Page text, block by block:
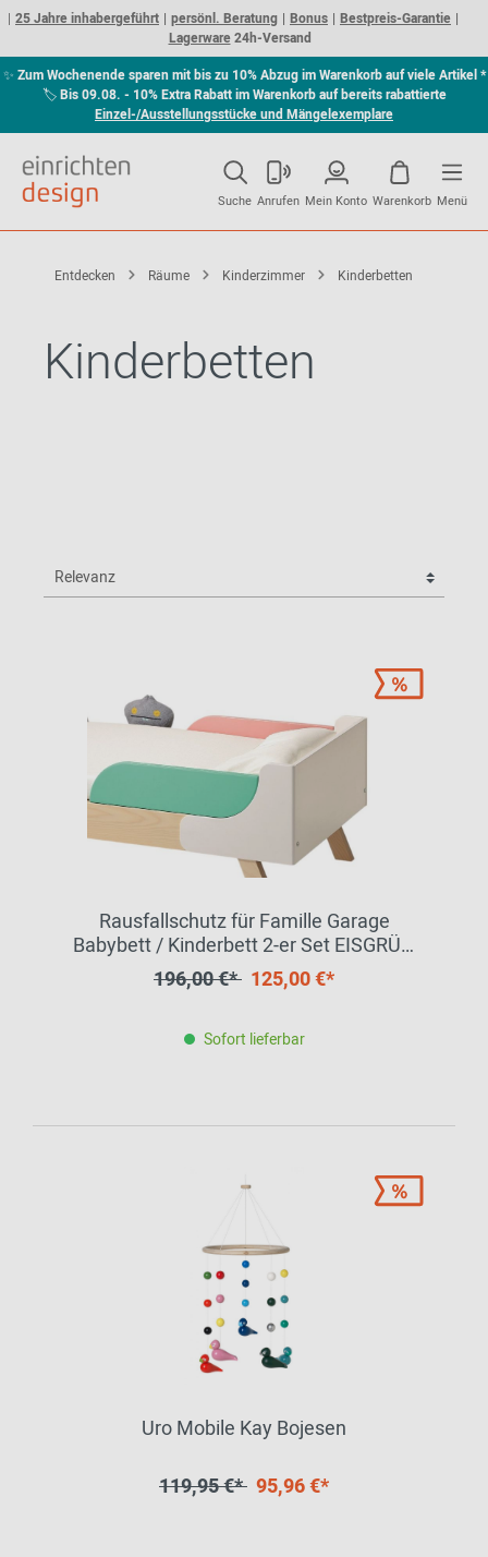
25 Jahre inhabergeführt persönl. Beratung Bonus
Bestpreis-Garantie
Lagerware24h-Versand
✨ Zum Wochenende sparen mit bis zu 10% Abzug im Warenkorb auf viele Artikel *
🏷Bis 09.08. - 10% Extra Rabatt im Warenkorb auf bereits rabattierte
Einzel-/Ausstellungsstücke und Mängelexemplare
Suche Anrufen Mein Konto Warenkorb Menü
Entdecken Räume Kinderzimmer Kinderbetten
Kinderbetten
Rausfallschutz für Famille Garage
Babybett / Kinderbett 2-er Set EISGRÜN
UND ROSA Richard Lampert
EINZELSTÜCK
196,00 €* 125,00 €*
Sofort lieferbar
Uro Mobile Kay Bojesen
119,95 €* 95,96 €*